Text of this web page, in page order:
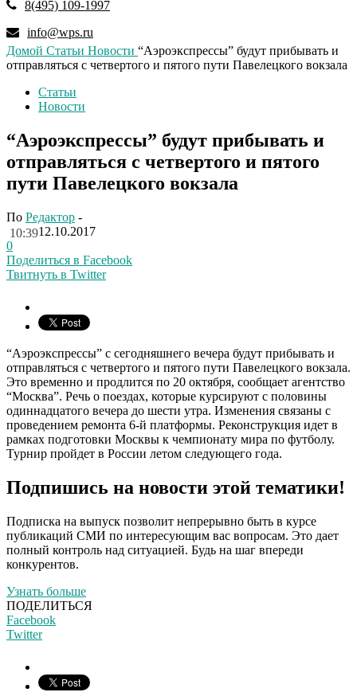
8(495) 109-1997
info@wps.ru
Домой Статьи Новости “Аэроэкспрессы” будут прибывать и
отправляться с четвертого и пятого пути Павелецкого вокзала
Статьи
Новости
“Аэроэкспрессы” будут прибывать и
отправляться с четвертого и пятого
пути Павелецкого вокзала
По Редактор -
12.10.2017
10:39
0
Поделиться в Facebook
Твитнуть в Twitter
“Аэроэкспрессы” с сегодняшнего вечера будут прибывать и
отправляться с четвертого и пятого пути Павелецкого вокзала.
Это временно и продлится по 20 октября, сообщает агентство
“Москва”. Речь о поездах, которые курсируют с половины
одиннадцатого вечера до шести утра. Изменения связаны с
проведением ремонта 6-й платформы. Реконструкция идет в
рамках подготовки Москвы к чемпионату мира по футболу.
Турнир пройдет в России летом следующего года.
Подпишись на новости этой тематики!
Подписка на выпуск позволит непрерывно быть в курсе
публикаций СМИ по интересующим вас вопросам. Это дает
полный контроль над ситуацией. Будь на шаг впереди
конкурентов.
Узнать больше
ПОДЕЛИТЬСЯ
Facebook
Twitter